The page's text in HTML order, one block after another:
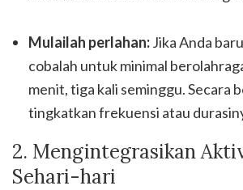
Mulailah perlahan:Jika Anda
cobalah untuk minimal
menit, tiga kali seminggu. Secara
tingkatkan frekuensi atau
2. Mengintegrasikan
Sehari-hari